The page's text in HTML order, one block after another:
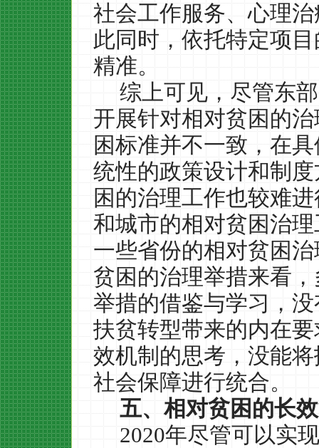
社会工作服务、心理
此同时，依托特定项
精准。
综上可见，尽管东
开展针对相对贫困的
困标准并不一致，在
统性的政策设计和制
困的治理工作也较难
和城市的相对贫困治
一些省份的相对贫困
贫困的治理举措来看
举措的借鉴与学习，
扶贫转型带来的内在
效机制的思考，没能
社会保障进行统合。
五、相对贫困的长
2020年尽管可以实